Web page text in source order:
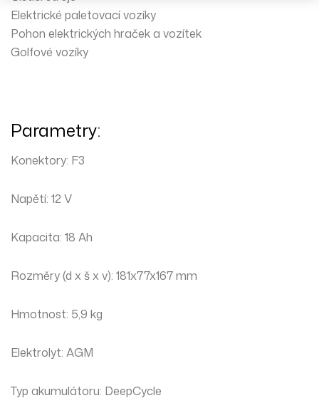
Elektrické paletovací vozíky
Pohon elektrických hraček a vozítek
Golfové vozíky
Parametry:
Konektory: F3
Napětí: 12 V
Kapacita: 18 Ah
Rozměry (d x š x v): 181x77x167 mm
Hmotnost: 5,9 kg
Elektrolyt: AGM
Typ akumulátoru: DeepCycle